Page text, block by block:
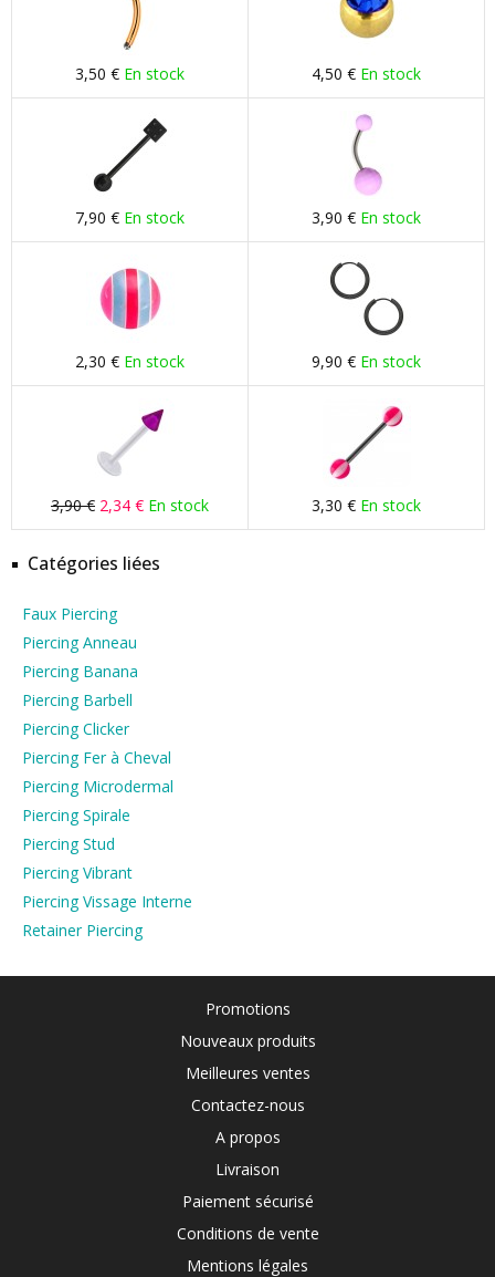
3,50 € En stock 4,50 € En stock
7,90 € En stock 3,90 € En stock
2,30 € En stock 9,90 € En stock
3,90 € 2,34 € En stock 3,30 € En stock
Catégories liées
Faux Piercing
Piercing Anneau
Piercing Banana
Piercing Barbell
Piercing Clicker
Piercing Fer à Cheval
Piercing Microdermal
Piercing Spirale
Piercing Stud
Piercing Vibrant
Piercing Vissage Interne
Retainer Piercing
Promotions
Nouveaux produits
Meilleures ventes
Contactez-nous
A propos
Livraison
Paiement sécurisé
Conditions de vente
Mentions légales